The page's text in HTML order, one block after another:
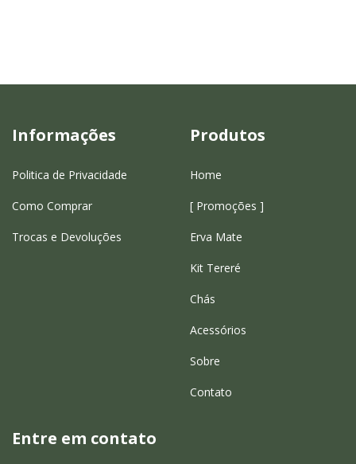
Informações
Politica de Privacidade
Como Comprar
Trocas e Devoluções
Produtos
Home
[ Promoções ]
Erva Mate
Kit Tereré
Chás
Acessórios
Sobre
Contato
Entre em contato